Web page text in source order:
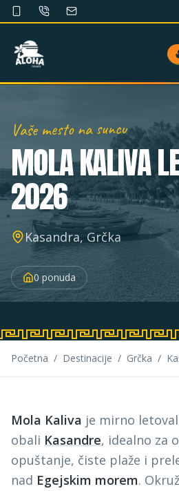
Vaše mesto na suncu
MOLA KALIVA
2026
Kasandra, Grčka
0 ponuda
Početna / Destinacije / Grčka /
Mola Kaliva je mirno
obali Kasandre, idealno za
opuštanje, čiste plaže i
nad Egejskim morem.